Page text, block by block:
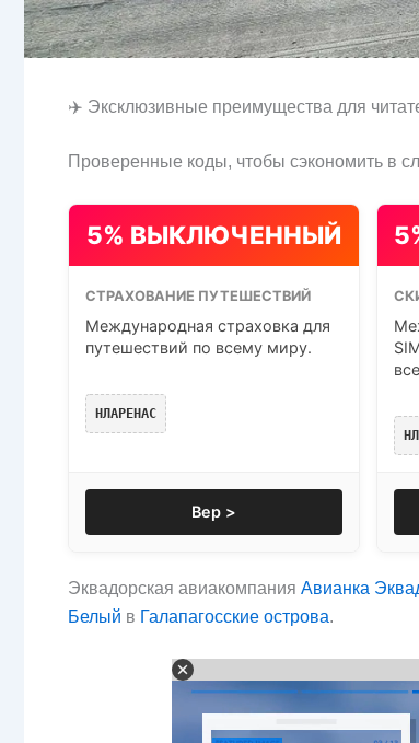
✈️ Эксклюзивные преимущества для
Проверенные коды, чтобы сэкономить в
5% ВЫКЛЮЧЕННЫЙ
СТРАХОВАНИЕ ПУТЕШЕСТВИЙ
Международная страховка для
путешествий по всему миру.
НЛАРЕНАС
Вер >
Эквадорская авиакомпания Авианка
Белый в Галапагосские острова.